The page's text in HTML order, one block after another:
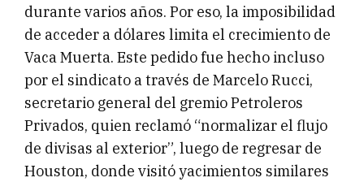
durante varios años. Por eso, la imposibilidad
de acceder a dólares limita el crecimiento de
Vaca Muerta. Este pedido fue hecho incluso
por el sindicato a través de Marcelo Rucci,
secretario general del gremio Petroleros
Privados, quien reclamó “normalizar el flujo
de divisas al exterior”, luego de regresar de
Houston, donde visitó yacimientos similares